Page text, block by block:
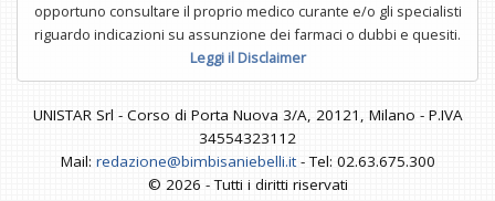
opportuno consultare il proprio medico curante e/o gli specialisti
riguardo indicazioni su assunzione dei farmaci o dubbi e quesiti.
Leggi il Disclaimer
UNISTAR Srl - Corso di Porta Nuova 3/A, 20121, Milano - P.IVA
34554323112
Mail: redazione@bimbisaniebelli.it- Tel: 02.63.675.300
© 2026 - Tutti i diritti riservati